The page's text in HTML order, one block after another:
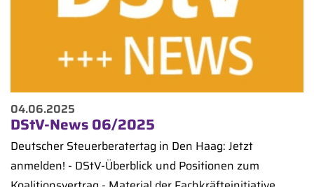
04.06.2025
DStV-News 06/2025
Deutscher Steuerberatertag in Den Haag: Jetzt
anmelden! - DStV-Überblick und Positionen zum